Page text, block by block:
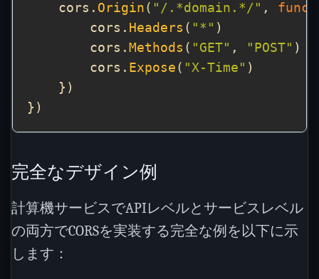
    cors.
Origin ( "/.*domain.*/" , func
        cors.
Headers ( "*"
        cors.
Methods ( "GET" , "POST"
        cors.
Expose ( "X-Time"
完全なデザイン例
計算機サービスでAPIレベルとサービスレベル
の両方でCORSを実装する完全な例を以下に示
します：